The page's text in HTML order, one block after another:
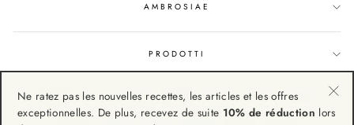
AMBROSIAE
PRODOTTI
Ne ratez pas les nouvelles recettes, les articles et les offres
exceptionnelles. De plus, recevez de suite 10% de réduction lors